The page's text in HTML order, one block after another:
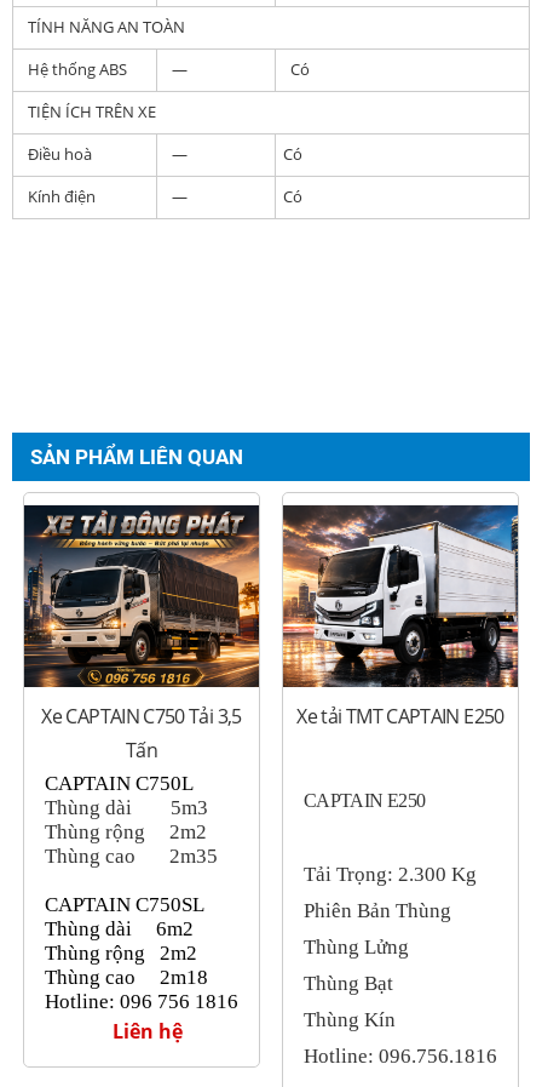
TÍNH NĂNG AN TOÀN
Hệ thống ABS
—
Có
TIỆN ÍCH TRÊN XE
Điều hoà
—
Có
Kính điện
— Có
SẢN PHẨM LIÊN QUAN
Xe CAPTAIN C750 Tải 3,5
Tấn
CAPTAIN C750L
Thùng dài 5m3
Thùng rộng
2m2
Thùng cao 2m35
CAPTAIN C750SL
Thùng dài 6m2
Thùng rộng
2m2
Thùng cao 2m18
Hotline: 096 756 1816
Liên hệ
Xe tải TMT CAPTAIN E250
CAPTAIN E250
Tải Trọng: 2.300 Kg
Phiên Bản Thùng
Thùng Lửng
Thùng Bạt
Thùng Kín
Hotline: 096.756.1816